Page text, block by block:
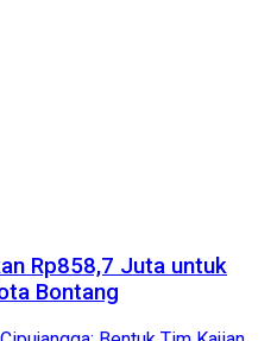
Rp858,7 Juta untuk
Bontang